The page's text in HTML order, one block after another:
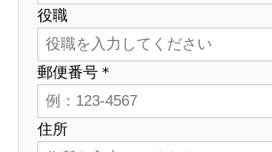
役職
郵便番号＊
住所